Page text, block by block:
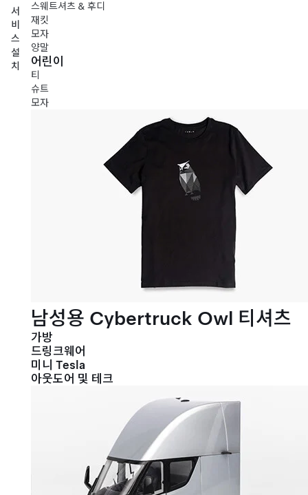
서
비
스
설
치
스웨트셔츠 & 후디
재킷
모자
양말
어린이
티
슈트
모자
남성용 Cybertruck Owl 티셔츠
가방
드링크웨어
미니 Tesla
아웃도어 및 테크